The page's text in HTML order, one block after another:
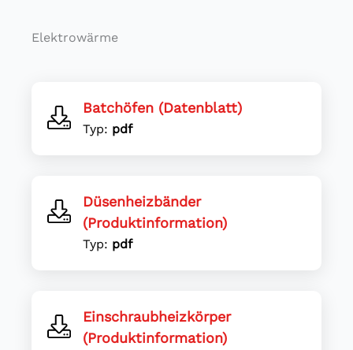
Elektrowärme
Batchöfen (Datenblatt)
Typ: pdf
Düsenheizbänder
(Produktinformation)
Typ: pdf
Einschraubheizkörper
(Produktinformation)